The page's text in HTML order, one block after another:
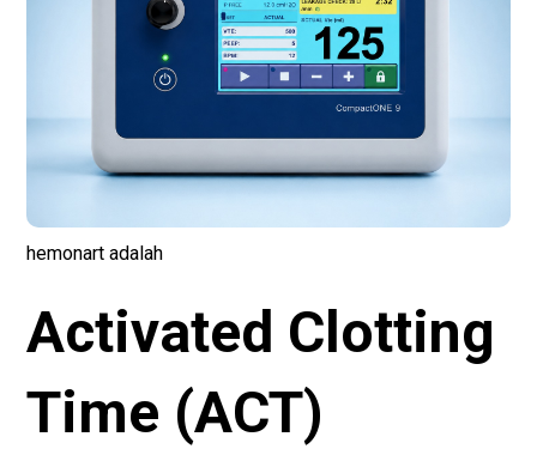
hemonart adalah
Activated Clotting
Time (ACT)